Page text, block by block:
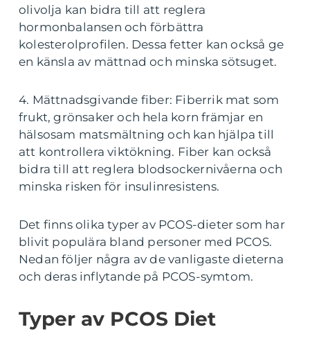
olivolja kan bidra till att reglera
hormonbalansen och förbättra
kolesterolprofilen. Dessa fetter kan också ge
en känsla av mättnad och minska sötsuget.
4. Mättnadsgivande fiber: Fiberrik mat som
frukt, grönsaker och hela korn främjar en
hälsosam matsmältning och kan hjälpa till
att kontrollera viktökning. Fiber kan också
bidra till att reglera blodsockernivåerna och
minska risken för insulinresistens.
Det finns olika typer av PCOS-dieter som har
blivit populära bland personer med PCOS.
Nedan följer några av de vanligaste dieterna
och deras inflytande på PCOS-symtom.
Typer av PCOS Diet